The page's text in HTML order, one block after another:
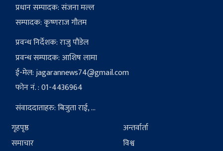
प्रधान सम्पादक: संजना मल्ल
सम्पादक: कृष्णराज गौतम
प्रवन्ध निर्देशक: राजु पौडेल
प्रवन्ध सम्पादक: आशिष लामा
ई-मेल:jagarannews74@gmail.com
फोन नं. : 01-4436964
संवाददाताहरु: बिजुता राई, ...
गृहपृष्ठ
समाचार
अन्तर्वार्ता
विश्व